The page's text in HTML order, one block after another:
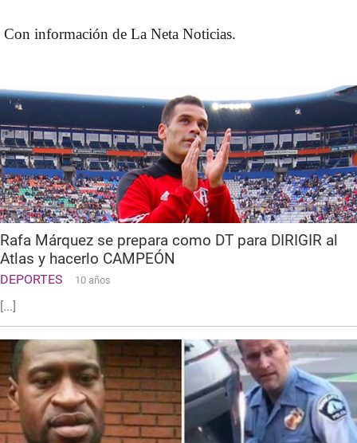
Con información de La Neta Noticias.
Rafa Márquez se prepara como DT para DIRIGIR al
Atlas y hacerlo CAMPEÓN
DEPORTES 10 años
[...]